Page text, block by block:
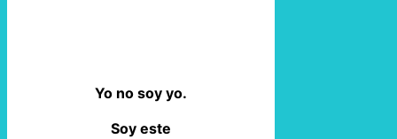
Yo no soy yo.
Soy este